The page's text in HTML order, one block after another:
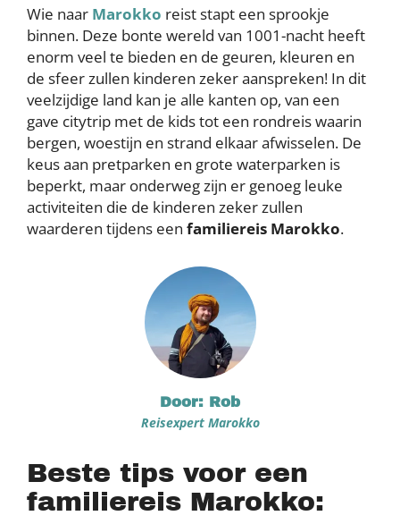
Wie naar Marokko reist stapt een sprookje
binnen. Deze bonte wereld van 1001-nacht heeft
enorm veel te bieden en de geuren, kleuren en
de sfeer zullen kinderen zeker aanspreken! In dit
veelzijdige land kan je alle kanten op, van een
gave citytrip met de kids tot een rondreis waarin
bergen, woestijn en strand elkaar afwisselen. De
keus aan pretparken en grote waterparken is
beperkt, maar onderweg zijn er genoeg leuke
activiteiten die de kinderen zeker zullen
waarderen tijdens een familiereis Marokko.
Door: Rob
Reisexpert Marokko
Beste tips voor een
familiereis Marokko: